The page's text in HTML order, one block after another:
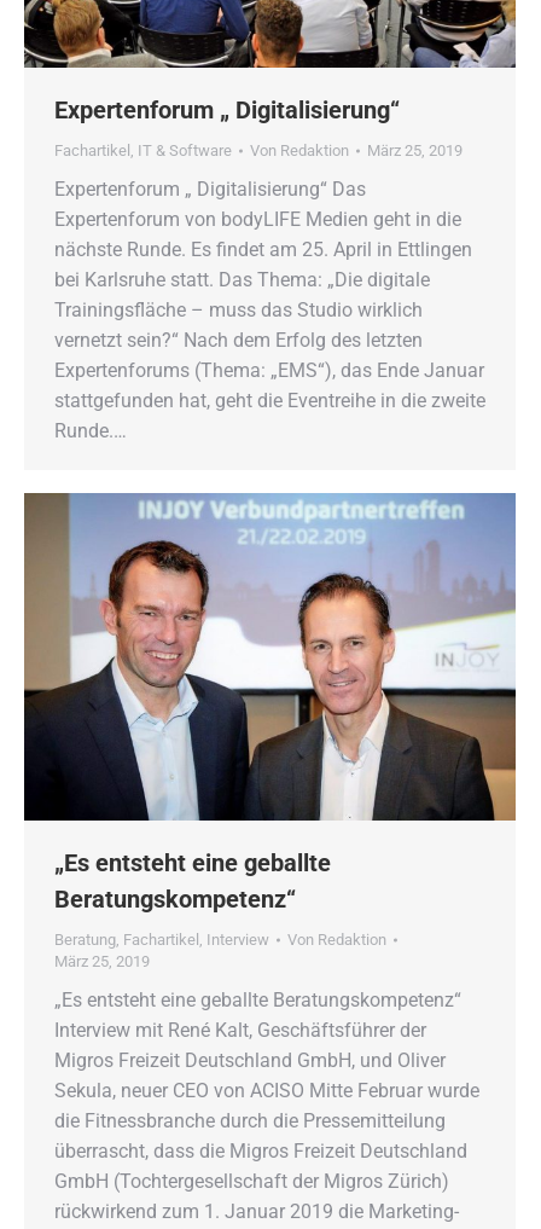
Expertenforum „ Digitalisierung“
Fachartikel IT & Software Von Redaktion März 25, 2019
Expertenforum „ Digitalisierung“ Das
Expertenforum von bodyLIFE Medien geht in die
nächste Runde. Es findet am 25. April in Ettlingen
bei Karlsruhe statt. Das Thema: „Die digitale
Trainingsfläche – muss das Studio wirklich
vernetzt sein?“ Nach dem Erfolg des letzten
Expertenforums (Thema: „EMS“), das Ende Januar
stattgefunden hat, geht die Eventreihe in die zweite
Runde.…
„Es entsteht eine geballte
Beratungskompetenz“
Beratung, Fachartikel , Interview Von Redaktion
März 25, 2019
„Es entsteht eine geballte Beratungskompetenz“
Interview mit René Kalt, Geschäftsführer der
Migros Freizeit Deutschland GmbH, und Oliver
Sekula, neuer CEO von ACISO Mitte Februar wurde
die Fitnessbranche durch die Pressemitteilung
überrascht, dass die Migros Freizeit Deutschland
GmbH (Tochtergesellschaft der Migros Zürich)
rückwirkend zum 1. Januar 2019 die Marketing-